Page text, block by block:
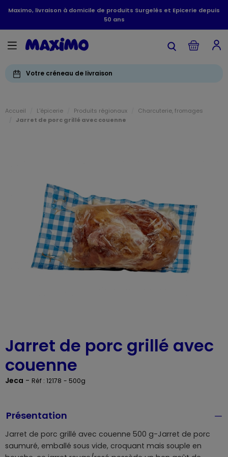
Maximo, livraison à domicile de produits Surgelés et Epicerie depuis
50 ans
Votre créneau de livraison
Accueil L'épicerie Produits régionaux
Charcuterie, fromages
Jarret de porc grillé avec couenne
Jarret de porc grillé avec
couenne
Jeca - Réf : 12178 - 500g
Présentation
Jarret de porc grillé avec couenne 500 g-Jarret de porc
saumuré, emballé sous vide, croquant mais souple en